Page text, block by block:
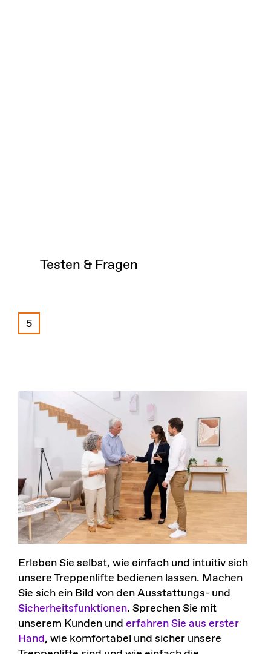
5
Testen & Fragen
Erleben Sie selbst, wie einfach und intuitiv sich
unsere Treppenlifte bedienen lassen. Machen
Sie sich ein Bild von den Ausstattungs- und
Sicherheitsfunktionen. Sprechen Sie mit
unserem Kunden und erfahren Sie aus erster
Hand, wie komfortabel und sicher unsere